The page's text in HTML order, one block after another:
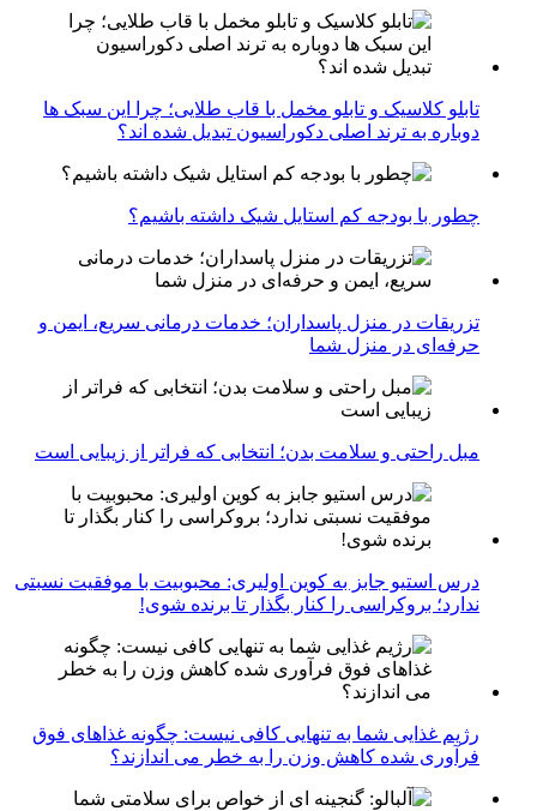
تابلو کلاسیک و تابلو مخمل با قاب طلایی؛ چرا این سبک ها
دوباره به ترند اصلی دکوراسیون تبدیل شده اند؟
چطور با بودجه کم استایل شیک داشته باشیم؟
تزریقات در منزل پاسداران؛ خدمات درمانی سریع، ایمن و
حرفه‌ای در منزل شما
مبل راحتی و سلامت بدن؛ انتخابی که فراتر از زیبایی است
درس استیو جابز به کوین اولیری: محبوبیت با موفقیت نسبتی
ندارد؛ بروکراسی را کنار بگذار تا برنده شوی!
رژیم غذایی شما به تنهایی کافی نیست: چگونه غذاهای فوق
فرآوری شده کاهش وزن را به خطر می اندازند؟